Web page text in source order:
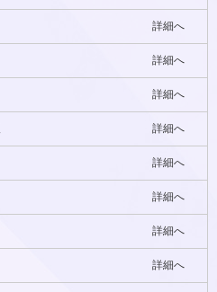
詳細へ
詳細へ
詳細へ
詳細へ
詳細へ
詳細へ
詳細へ
詳細へ